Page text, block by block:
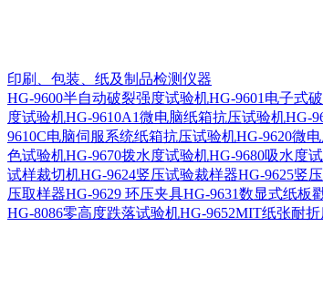
印刷、包装、纸及制品检测仪器
HG-9600半自动破裂强度试验机HG-9601电子式
度试验机HG-9610A1微电脑纸箱抗压试验机HG-
9610C电脑伺服系统纸箱抗压试验机HG-9620微
色试验机HG-9670拨水度试验机HG-9680吸水度
试样裁切机HG-9624竖压试验裁样器HG-9625竖
压取样器HG-9629 环压夹具HG-9631数显式纸板
HG-8086零高度跌落试验机HG-9652MIT纸张耐